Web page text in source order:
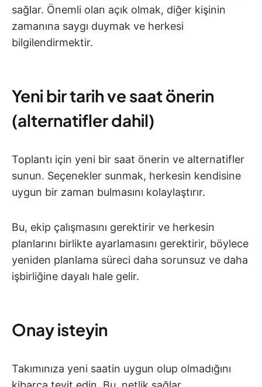
sağlar. Önemli olan açık olmak, diğer kişinin
zamanına saygı duymak ve herkesi
bilgilendirmektir.
Yeni bir tarih ve saat önerin
(alternatifler dahil)
Toplantı için yeni bir saat önerin ve alternatifler
sunun. Seçenekler sunmak, herkesin kendisine
uygun bir zaman bulmasını kolaylaştırır.
Bu, ekip çalışmasını gerektirir ve herkesin
planlarını birlikte ayarlamasını gerektirir, böylece
yeniden planlama süreci daha sorunsuz ve daha
işbirliğine dayalı hale gelir.
Onay isteyin
Takımınıza yeni saatin uygun olup olmadığını